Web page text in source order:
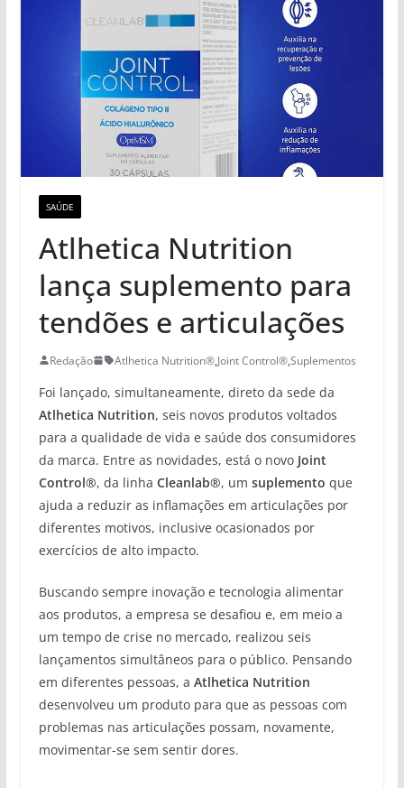
SAÚDE
Atlhetica Nutrition
lança suplemento para
tendões e articulações
Redação Atlhetica Nutrition®,Joint Control®,Suplementos
Foi lançado, simultaneamente, direto da sede da
Atlhetica Nutrition, seis novos produtos voltados
para a qualidade de vida e saúde dos consumidores
da marca. Entre as novidades, está o novo Joint
Control®, da linha Cleanlab®, um suplemento que
ajuda a reduzir as inflamações em articulações por
diferentes motivos, inclusive ocasionados por
exercícios de alto impacto.
Buscando sempre inovação e tecnologia alimentar
aos produtos, a empresa se desafiou e, em meio a
um tempo de crise no mercado, realizou seis
lançamentos simultâneos para o público. Pensando
em diferentes pessoas, a Atlhetica Nutrition
desenvolveu um produto para que as pessoas com
problemas nas articulações possam, novamente,
movimentar-se sem sentir dores.